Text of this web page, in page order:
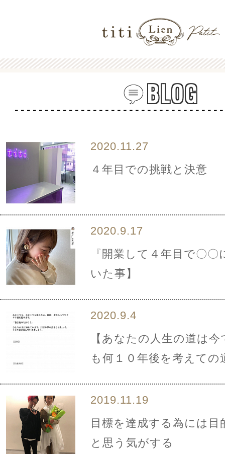
BLOG
2020.11.27
４年目での挑戦と決意
2020.9.17
『開業して４年目で〇
いた事】
2020.9.4
【あなたの人生の道は
も何１０年後を考えての
2019.11.19
目標を達成する為には目
と思う気がする